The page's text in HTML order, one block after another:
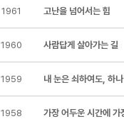
1961 고난을 넘어서는 힘
1960 사람답게 살아가는 길
1959 내 눈은 쇠하여도, 하
1958 가장 어두운 시간에 가